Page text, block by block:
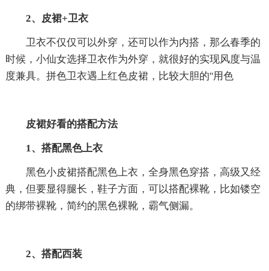
2、皮裙+卫衣
卫衣不仅仅可以外穿，还可以作为内搭，那么春季的
时候，小仙女选择卫衣作为外穿，就很好的实现风度与温
度兼具。拼色卫衣遇上红色皮裙，比较大胆的''用色
皮裙好看的搭配方法
1、搭配黑色上衣
黑色小皮裙搭配黑色上衣，全身黑色穿搭，高级又经
典，但要显得腿长，鞋子方面，可以搭配裸靴，比如镂空
的绑带裸靴，简约的黑色裸靴，霸气侧漏。
2、搭配西装